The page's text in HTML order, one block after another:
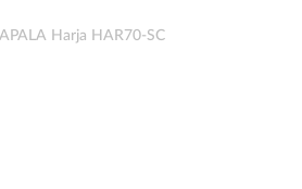
Harja HAR70-SC